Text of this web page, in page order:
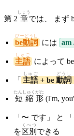
第 2 章
しょう
では、 まず
be動詞
びーどうし
には am
主語
しゅご
によって be
「 主語
しゅご
+ be 動詞
どうし
短縮
たんしゅく
形
がた
(I'm,
「〜 です」 と
を区別
くべつ
できる